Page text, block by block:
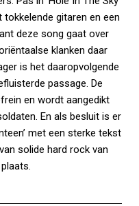
gitaren en een
deze song gaat over
klanken daar
is het daaropvolgende
passage. De
en wordt aangedikt
En als besluit is er
met een sterke tekst
solide hard rock van